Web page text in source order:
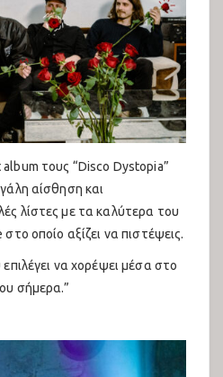
τους “Disco Dystopia”
αίσθηση και
λίστες με τα καλύτερα του
οποίο αξίζει να πιστέψεις.
να χορέψει μέσα στο
σήμερα.”